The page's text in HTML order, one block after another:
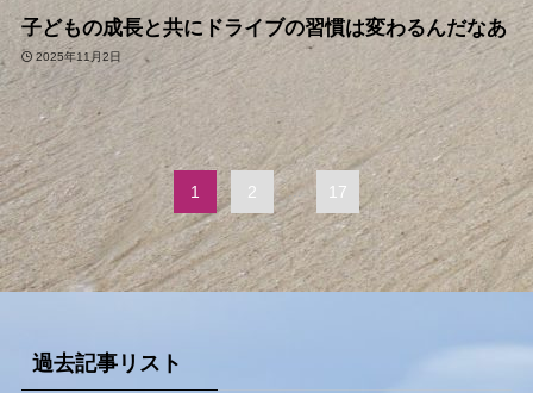
子どもの成長と共にドライブの習慣は変わるんだなあ
2025年11月2日
1 2 ... 17
過去記事リスト